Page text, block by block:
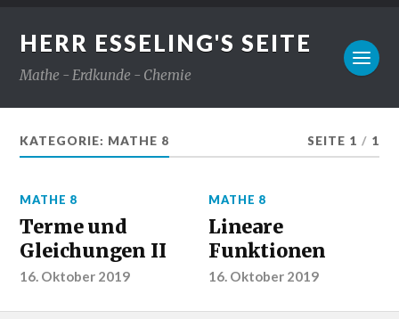
HERR ESSELING'S SEITE
Mathe - Erdkunde - Chemie
KATEGORIE: MATHE 8 SEITE 1 / 1
MATHE 8
Terme und
Gleichungen II
16. Oktober 2019
MATHE 8
Lineare
Funktionen
16. Oktober 2019